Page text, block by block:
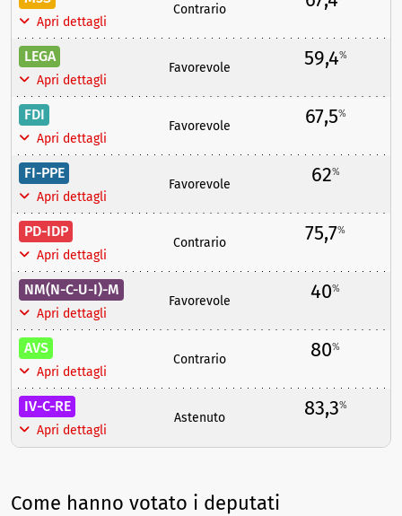
Apri dettagli
Contrario
LEGA
Apri dettagli
Favorevole 59,4%
FDI
Apri dettagli
Favorevole 67,5%
FI-PPE
Apri dettagli
Favorevole 62%
PD-IDP
Apri dettagli
Contrario 75,7%
NM(N-C-U-I)-M
Apri dettagli
Favorevole 40%
AVS
Apri dettagli
Contrario 80%
IV-C-RE
Apri dettagli
Astenuto 83,3%
Come hanno votato i deputati